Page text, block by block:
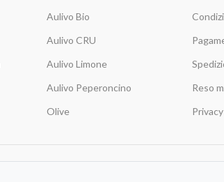
Aulivo Bio
Aulivo CRU
Aulivo Limone
Aulivo Peperoncino
Olive
Reso